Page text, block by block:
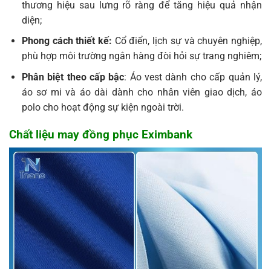
thương hiệu sau lưng rõ ràng để tăng hiệu quả nhận
diện;
Phong cách thiết kế: Cổ điển, lịch sự và chuyên nghiệp,
phù hợp môi trường ngân hàng đòi hỏi sự trang nghiêm;
Phân biệt theo cấp bậc: Áo vest dành cho cấp quản lý,
áo sơ mi và áo dài dành cho nhân viên giao dịch, áo
polo cho hoạt động sự kiện ngoài trời.
Chất liệu may đồng phục Eximbank